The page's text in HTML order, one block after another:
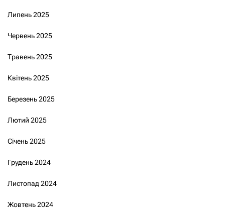
Липень 2025
Червень 2025
Травень 2025
Квітень 2025
Березень 2025
Лютий 2025
Січень 2025
Грудень 2024
Листопад 2024
Жовтень 2024